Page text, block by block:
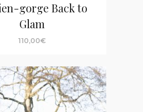
gorge Back to
Glam
110,00€